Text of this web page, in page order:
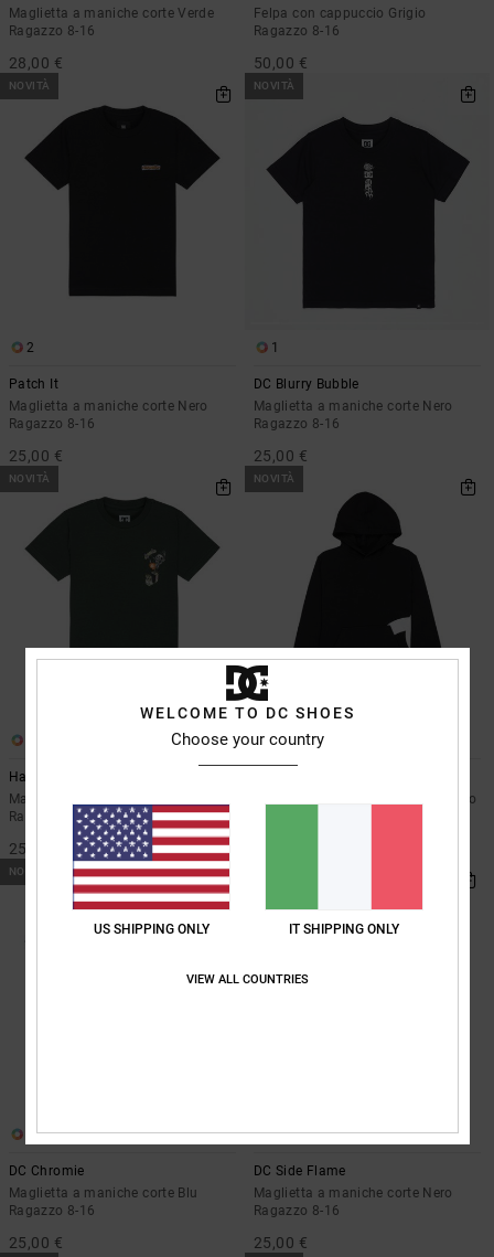
Maglietta a maniche corte Verde
Ragazzo 8-16
28,00 €
Felpa con cappuccio Grigio
Ragazzo 8-16
50,00 €
NOVITÀ
2
Patch It
Maglietta a maniche corte Nero
Ragazzo 8-16
25,00 €
NOVITÀ
1
DC Blurry Bubble
Maglietta a maniche corte Nero
Ragazzo 8-16
25,00 €
NOVITÀ
Handplant
Maglietta a maniche corte Verde
Ragazzo 8-16
25,00 €
NOVITÀ
1
Felpa con cappuccio Nero Ragazzo
NOVITÀ
DC Chromie
Maglietta a maniche corte Blu
Ragazzo 8-16
25,00 €
2
DC Side Flame
Maglietta a maniche corte Nero
Ragazzo 8-16
25,00 €
WELCOME TO DC SHOES
Choose your country
US SHIPPING ONLY IT SHIPPING ONLY
VIEW ALL COUNTRIES